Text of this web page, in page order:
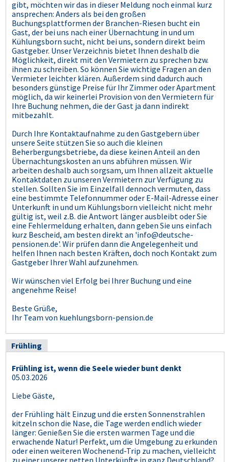
gibt, möchten wir das in dieser Meldung noch einmal kurz
ansprechen: Anders als bei den großen
Buchungsplattformen der Branchen-Riesen bucht ein
Gast, der bei uns nach einer Übernachtung in und um
Kühlungsborn sucht, nicht bei uns, sondern direkt beim
Gastgeber. Unser Verzeichnis bietet Ihnen deshalb die
Möglichkeit, direkt mit den Vermietern zu sprechen bzw.
ihnen zu schreiben. So können Sie wichtige Fragen an den
Vermieter leichter klären. Außerdem sind dadurch auch
besonders günstige Preise für Ihr Zimmer oder Apartment
möglich, da wir keinerlei Provision von den Vermietern für
Ihre Buchung nehmen, die der Gast ja dann indirekt
mitbezahlt.
Durch Ihre Kontaktaufnahme zu den Gastgebern über
unsere Seite stützen Sie so auch die kleinen
Beherbergungsbetriebe, da diese keinen Anteil an den
Übernachtungskosten an uns abführen müssen. Wir
arbeiten deshalb auch sorgsam, um Ihnen allzeit aktuelle
Kontaktdaten zu unseren Vermietern zur Verfügung zu
stellen. Sollten Sie im Einzelfall dennoch vermuten, dass
eine bestimmte Telefonnummer oder E-Mail-Adresse einer
Unterkunft in und um Kühlungsborn vielleicht nicht mehr
gültig ist, weil z.B. die Antwort länger ausbleibt oder Sie
eine Fehlermeldung erhalten, dann geben Sie uns einfach
kurz Bescheid, am besten direkt an 'info@deutsche-
pensionen.de'. Wir prüfen dann die Angelegenheit und
helfen Ihnen nach besten Kräften, doch noch Kontakt zum
Gastgeber Ihrer Wahl aufzunehmen.
Wir wünschen viel Erfolg bei Ihrer Buchung und eine
angenehme Reise!
Beste Grüße,
Ihr Team von kuehlungsborn-pension.de
Frühling
Frühling ist, wenn die Seele wieder bunt denkt
05.03.2026
Liebe Gäste,
der Frühling hält Einzug und die ersten Sonnenstrahlen
kitzeln schon die Nase, die Tage werden endlich wieder
länger: Genießen Sie die ersten warmen Tage und die
erwachende Natur! Perfekt, um die Umgebung zu erkunden
oder einen weiteren Wochenend-Trip zu machen, vielleicht
zu einer unserer netten Unterkünfte in ganz Deutschland?